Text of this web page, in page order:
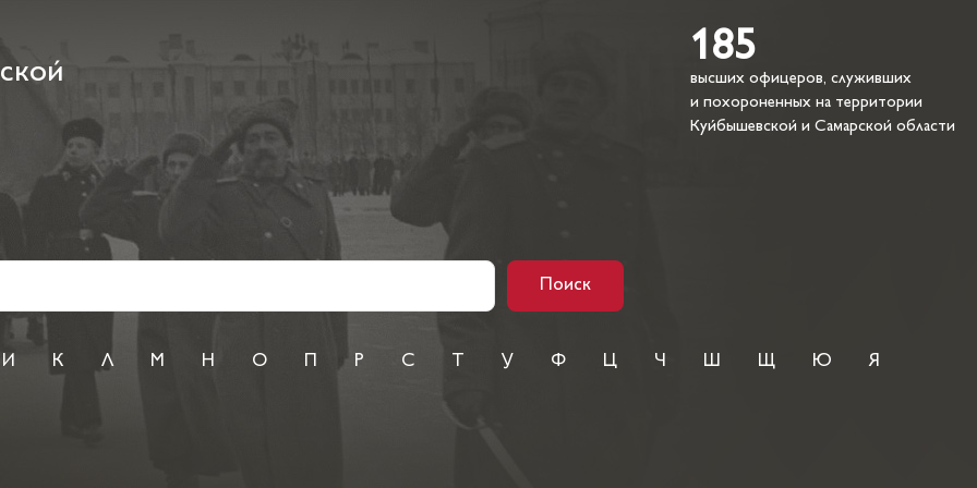
185
высших офицеров, служивших
и похороненных на территории
Куйбышевской и Самарской области
Поиск
И К Л М Н О Р С У Ф Ц Ч Ш Щ Ю Я